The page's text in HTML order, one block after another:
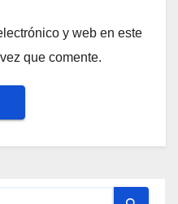
y web en este
que comente.